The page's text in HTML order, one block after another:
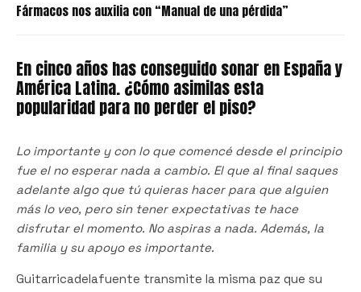
Fármacos nos auxilia con “Manual de una pérdida”
En cinco años has conseguido sonar en España y
América Latina. ¿Cómo asimilas esta
popularidad para no perder el piso?
Lo importante y con lo que comencé desde el principio
fue el no esperar nada a cambio. El que al final saques
adelante algo que tú quieras hacer para que alguien
más lo veo, pero sin tener expectativas te hace
disfrutar el momento. No aspiras a nada. Además, la
familia y su apoyo es importante.
Guitarricadelafuente transmite la misma paz que su